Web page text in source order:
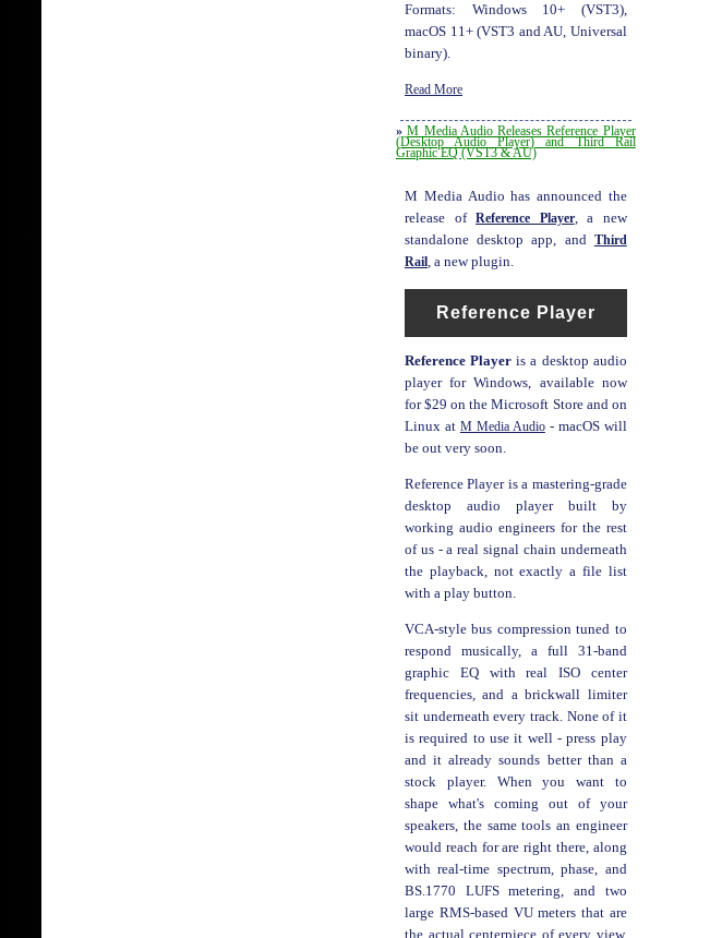
Formats: Windows 10+ (VST3),
macOS 11+ (VST3 and AU, Universal
binary).
Read More
» M Media Audio Releases Reference Player
(Desktop Audio Player) and Third Rail
Graphic EQ (VST3 & AU)
M Media Audio has announced the
release ofReference Player, a new
standalone desktop app, and Third
Rail, a new plugin.
Reference Player
Reference Player is a desktop audio
player for Windows, available now
for $29 on the Microsoft Store and on
Linux at M Media Audio- macOS will
be out very soon.
Reference Player is a mastering-grade
desktop audio player built by
working audio engineers for the rest
of us - a real signal chain underneath
the playback, not exactly a file list
with a play button.
VCA-style bus compression tuned to
respond musically, a full 31-band
graphic EQ with real ISO center
frequencies, and a brickwall limiter
sit underneath every track. None of it
is required to use it well - press play
and it already sounds better than a
stock player. When you want to
shape what's coming out of your
speakers, the same tools an engineer
would reach for are right there, along
with real-time spectrum, phase, and
BS.1770 LUFS metering, and two
large RMS-based VU meters that are
the actual centerpiece of every view.